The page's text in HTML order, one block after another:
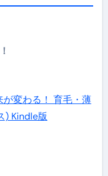
変わる！ 育毛・薄
) Kindle版